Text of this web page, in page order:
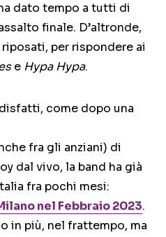
dato tempo a tutti di
finale. D’altronde,
per rispondere ai
e Hypa Hypa.
come dopo una
fra gli anziani) di
dal vivo, la band ha già
fra pochi mesi:
nel Febbraio 2023.
in più, nel frattempo, ma